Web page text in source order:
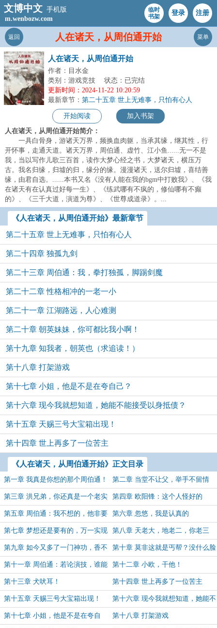
文博中文 手机版
m.wenbozw.com
临时
书架
登录 注册
人在诸天，从周伯通开始
返回 菜单
人在诸天，从周伯通开始
作者：目水金
类别：游戏竞技
状态：已完结
更新时间：2024-11-22 10:20:59
最新章节： 第二十五章 世上无难事，只怕有心人
开始阅读 加入书架
人在诸天，从周伯通开始简介：
一具白骨身，游诸天万界，频换血肉躯，当承其缘，继其性，行
开怀事，走通天道。诸天万界，周伯通、虚竹、江小鱼......无一不是
我，当以写作儿歌三百首，读作大梦心经之书，大梦诸天，横压万
古。我名归缘，归墟的归，缘分的缘。漫漫诸天，送尔归墟，喜结善
缘，由君自选。......本书又名《没有人能在我的bgm中打败我》、《我
在诸天有在认真过好每一生》、《练武哪有不疯的，修仙哪有不癫
的》、《三千大道，演道为尊》、《世尊成道录》。...
《人在诸天，从周伯通开始》最新章节
第二十五章 世上无难事，只怕有心人
第二十四章 独孤九剑
第二十三章 周伯通：我，拳打独孤，脚踢剑魔
第二十二章 性格相冲的一老一小
第二十一章 江湖路远，人心难测
第二十章 朝英妹妹，你可都比我小啊！
第十九章 知我者，朝英也（求追读！）
第十八章 打架游戏
第十七章 小姐，他是不是在夸自己？
第十六章 现今我就想知道，她能不能接受以身抵债？
第十五章 天赐三号大宝箱出现！
第十四章 世上再多了一位苦主
《人在诸天，从周伯通开始》正文目录
第一章 我真是你想的那个周伯通！ 第二章 当堂不让父，举手不留情
第三章 洪兄弟，你还真是一个老实
人呐！
第四章 欧阳锋：这个人怪好的
第五章 周伯通：我不想的，他非要
给我
第六章 忽悠，我是认真的
第七章 梦想还是要有的，万一实现
了呢
第八章 天老大，地老二，你老三
第九章 如今又多了一门神功，香不
香？
第十章 莫非这就是丐帮？没什么脸
皮，演什么像什么
第十一章 周伯通：若论演技，谁能
与我抗衡
第十二章 小欧，干他！
第十三章 犬吠耳！ 第十四章 世上再多了一位苦主
第十五章 天赐三号大宝箱出现！ 第十六章 现今我就想知道，她能不
能接受以身抵债？
第十七章 小姐，他是不是在夸自 第十八章 打架游戏